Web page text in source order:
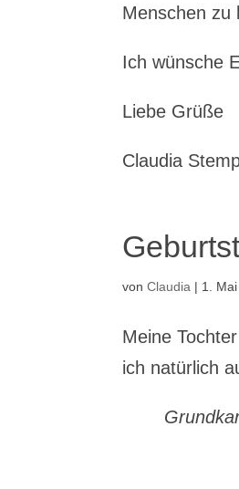
Menschen
Ich wünsche
Liebe Grüße
Claudia
vonClaudia | 1.
Meine
ich natürlich